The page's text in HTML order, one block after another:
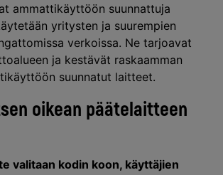
ammattikäyttöön suunnattuja
yritysten ja suurempien
verkoissa. Ne tarjoavat
ja kestävät raskaamman
suunnatut laitteet.
oikean päätelaitteen
valitaan kodin koon, käyttäjien